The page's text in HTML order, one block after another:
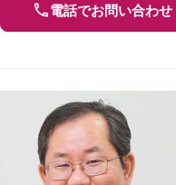
電話でお問い合わせ